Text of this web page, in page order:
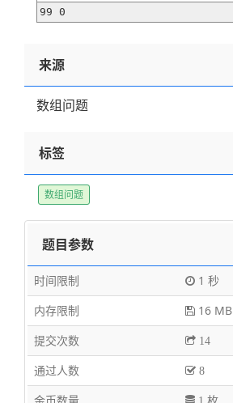
99 0
来源
数组问题
标签
数组问题
题目参数
时间限制
1 秒
内存限制
16 MB
提交次数
14
通过人数 8
1 枚